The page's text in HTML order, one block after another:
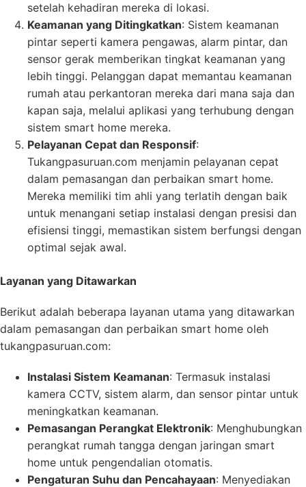
setelah kehadiran mereka di lokasi.
Keamanan yang Ditingkatkan: Sistem keamanan
pintar seperti kamera pengawas, alarm pintar, dan
sensor gerak memberikan tingkat keamanan yang
lebih tinggi. Pelanggan dapat memantau keamanan
rumah atau perkantoran mereka dari mana saja dan
kapan saja, melalui aplikasi yang terhubung dengan
sistem smart home mereka.
Pelayanan Cepat dan Responsif:
Tukangpasuruan.com menjamin pelayanan cepat
dalam pemasangan dan perbaikan smart home.
Mereka memiliki tim ahli yang terlatih dengan baik
untuk menangani setiap instalasi dengan presisi dan
efisiensi tinggi, memastikan sistem berfungsi dengan
optimal sejak awal.
Layanan yang Ditawarkan
Berikut adalah beberapa layanan utama yang ditawarkan
dalam pemasangan dan perbaikan smart home oleh
tukangpasuruan.com:
Instalasi Sistem Keamanan: Termasuk instalasi
kamera CCTV, sistem alarm, dan sensor pintar untuk
meningkatkan keamanan.
Pemasangan Perangkat Elektronik: Menghubungkan
perangkat rumah tangga dengan jaringan smart
home untuk pengendalian otomatis.
Pengaturan Suhu dan Pencahayaan: Menyediakan